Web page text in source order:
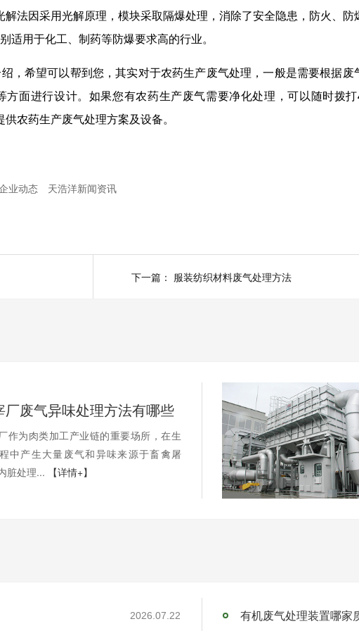
法因采用光解原理，模块采取隔爆处理，消除了安全隐患，防火、防
适用于化工、制药等防爆要求高的行业。
，希望可以帮到您，其实对于农药生产废气处理，一般是需要根据废
方面进行设计。如果您有农药生产废气需要净化处理，可以随时拨打
农药生产废气处理方案及设备。
业动态
天浩洋新闻资讯
下一篇： 服装纺织材料废气处理方法
厂废气异味处理方法有哪些
作为肉类加工产业链的重要场所，在生
中产生大量废气和异味来源于畜禽屠
脏处理...
【详情+】
2026.07.22 有机废气处理装置哪家